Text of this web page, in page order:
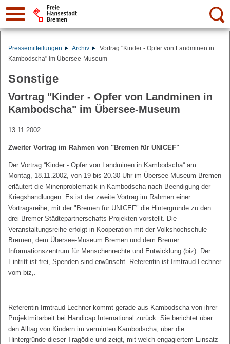
Suche:
Pressemitteilungen Archiv
Vortrag "Kinder - Opfer von Landminen in
Kambodscha" im Übersee-Museum
Sonstige
Vortrag "Kinder - Opfer von Landminen in
Kambodscha" im Übersee-Museum
13.11.2002
Zweiter Vortrag im Rahmen von "Bremen für UNICEF"
Der Vortrag “Kinder - Opfer von Landminen in Kambodscha“ am
Montag, 18.11.2002, von 19 bis 20.30 Uhr im Übersee-Museum Bremen
erläutert die Minenproblematik in Kambodscha nach Beendigung der
Kriegshandlungen. Es ist der zweite Vortrag im Rahmen einer
Vortragsreihe, mit der "Bremen für UNICEF" die Hintergründe zu den
drei Bremer Städtepartnerschafts-Projekten vorstellt. Die
Veranstaltungsreihe erfolgt in Kooperation mit der Volkshochschule
Bremen, dem Übersee-Museum Bremen und dem Bremer
Informationszentrum für Menschenrechte und Entwicklung (biz). Der
Eintritt ist frei, Spenden sind erwünscht. Referentin ist Irmtraud Lechner
vom biz,.
Referentin Irmtraud Lechner kommt gerade aus Kambodscha von ihrer
Projektmitarbeit bei Handicap International zurück. Sie berichtet über
den Alltag von Kindern im verminten Kambodscha, über die
Hintergründe dieser Tragödie und zeigt, mit welch engagiertem Einsatz